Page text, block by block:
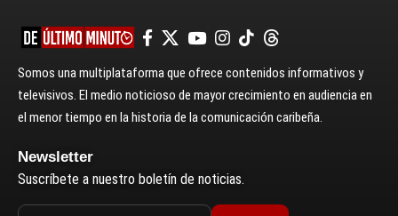
Somos una multiplataforma que ofrece contenidos informativos y
televisivos. El medio noticioso de mayor crecimiento en audiencia en
el menor tiempo en la historia de la comunicación caribeña.
Newsletter
Suscríbete a nuestro boletín de noticias.